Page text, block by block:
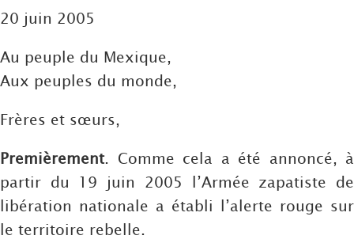
20 juin 2005
Au peuple du Mexique,
Aux peuples du monde,
Frères et sœurs,
Premièrement. Comme cela a été annoncé, à
partir du 19 juin 2005 l’Armée zapatiste de
libération nationale a établi l’alerte rouge sur
le territoire rebelle.